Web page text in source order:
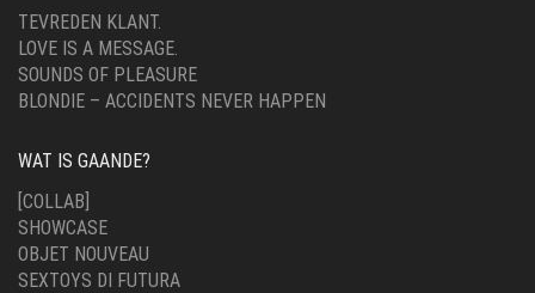
TEVREDEN KLANT.
LOVE IS A MESSAGE.
SOUNDS OF PLEASURE
BLONDIE – ACCIDENTS NEVER HAPPEN
WAT IS GAANDE?
[COLLAB]
SHOWCASE
OBJET NOUVEAU
SEXTOYS DI FUTURA